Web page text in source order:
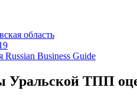
область
Russian Business Guide
Уральской ТПП